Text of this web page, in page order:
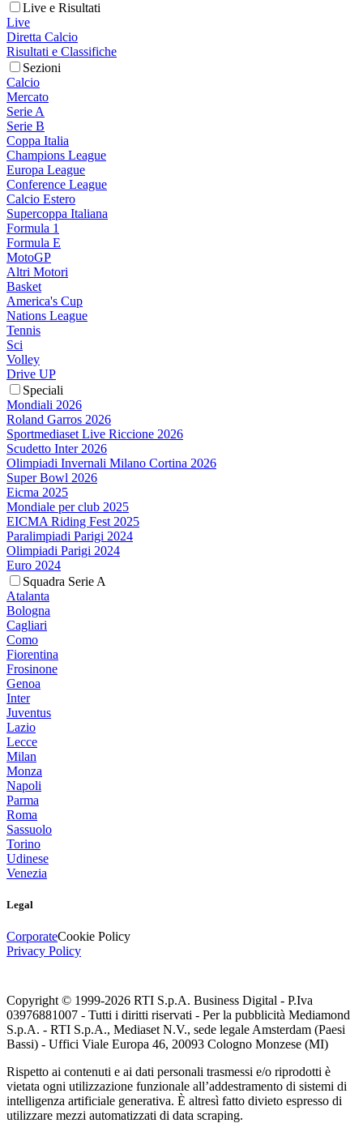
Live e Risultati
Live
Diretta Calcio
Risultati e Classifiche
Sezioni
Calcio
Mercato
Serie A
Serie B
Coppa Italia
Champions League
Europa League
Conference League
Calcio Estero
Supercoppa Italiana
Formula 1
Formula E
MotoGP
Altri Motori
Basket
America's Cup
Nations League
Tennis
Sci
Volley
Drive UP
Speciali
Mondiali 2026
Roland Garros 2026
Sportmediaset Live Riccione 2026
Scudetto Inter 2026
Olimpiadi Invernali Milano Cortina 2026
Super Bowl 2026
Eicma 2025
Mondiale per club 2025
EICMA Riding Fest 2025
Paralimpiadi Parigi 2024
Olimpiadi Parigi 2024
Euro 2024
Squadra Serie A
Atalanta
Bologna
Cagliari
Como
Fiorentina
Frosinone
Genoa
Inter
Juventus
Lazio
Lecce
Milan
Monza
Napoli
Parma
Roma
Sassuolo
Torino
Udinese
Venezia
Legal
CorporateCookie Policy
Privacy Policy
Copyright © 1999-2026 RTI S.p.A. Business Digital - P.Iva
03976881007 - Tutti i diritti riservati - Per la pubblicità Mediamond
S.p.A. - RTI S.p.A., Mediaset N.V., sede legale Amsterdam (Paesi
Bassi) - Uffici Viale Europa 46, 20093 Cologno Monzese (MI)
Rispetto ai contenuti e ai dati personali trasmessi e/o riprodotti è
vietata ogni utilizzazione funzionale all’addestramento di sistemi di
intelligenza artificiale generativa. È altresì fatto divieto espresso di
utilizzare mezzi automatizzati di data scraping.